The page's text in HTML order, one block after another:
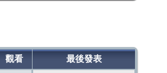
觀看 最後發表